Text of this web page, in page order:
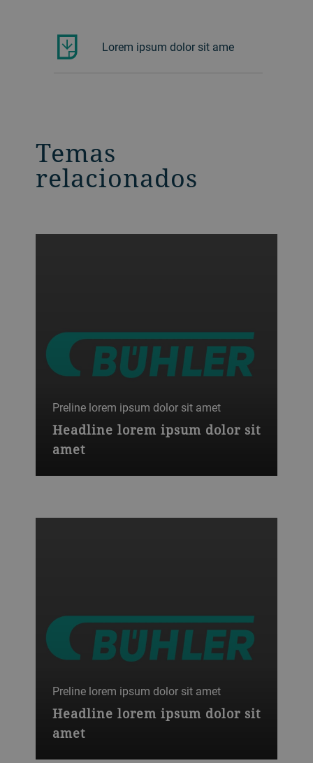
Lorem ipsum dolor sit ame
Temas
relacionados
Preline lorem ipsum dolor sit amet
Headline lorem ipsum dolor sit
amet
Preline lorem ipsum dolor sit amet
Headline lorem ipsum dolor sit
amet